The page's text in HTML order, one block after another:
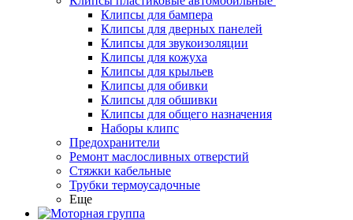
Клипсы для бампера
Клипсы для дверных панелей
Клипсы для звукоизоляции
Клипсы для кожуха
Клипсы для крыльев
Клипсы для обивки
Клипсы для обшивки
Клипсы для общего назначения
Наборы клипс
Предохранители
Ремонт маслосливных отверстий
Стяжки кабельные
Трубки термоусадочные
Еще